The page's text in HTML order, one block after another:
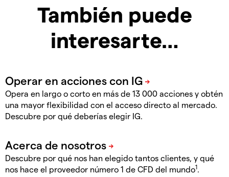
También puede
interesarte…
Opera en largo o corto en más de 13 000 acciones y obtén
una mayor flexibilidad con el acceso directo al mercado.
Descubre por qué deberías elegir IG.
Descubre por qué nos han elegido tantos clientes, y qué
nos hace el proveedor número 1 de CFD del mundo1.